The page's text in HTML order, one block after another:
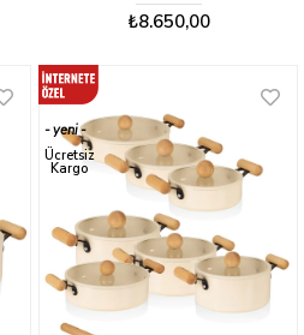
₺8.650,00
yeni
ürün
Ücretsiz
Kargo